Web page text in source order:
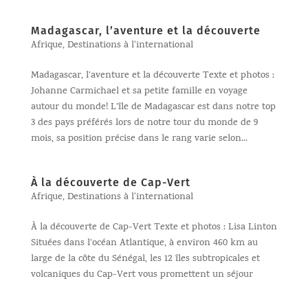
Madagascar, l’aventure et la découverte
Afrique,Destinations à l'international
Madagascar, l’aventure et la découverte Texte et photos :
Johanne Carmichael et sa petite famille en voyage
autour du monde! L’île de Madagascar est dans notre top
3 des pays préférés lors de notre tour du monde de 9
mois, sa position précise dans le rang varie selon...
À la découverte de Cap-Vert
Afrique,Destinations à l'international
À la découverte de Cap-Vert Texte et photos : Lisa Linton
Situées dans l’océan Atlantique, à environ 460 km au
large de la côte du Sénégal, les 12 îles subtropicales et
volcaniques du Cap-Vert vous promettent un séjour